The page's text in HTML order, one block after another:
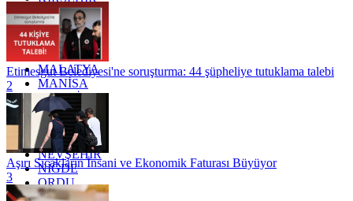
KOCAELİ
KONYA
KÜTAHYA
KİLİS
MALATYA
MANİSA
MARDİN
MERSİN
MUĞLA
MUŞ
NEVŞEHİR
NİĞDE
ORDU
OSMANİYE
Etimesgut Belediyesi'ne soruşturma: 44 şüpheliye tutuklama talebi
2
Aşırı Sıcakların İnsani ve Ekonomik Faturası Büyüyor
3